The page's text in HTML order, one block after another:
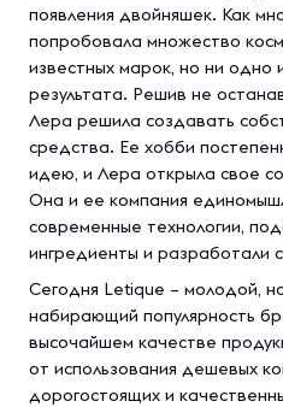
появления двойняшек. Как
попробовала множество
известных марок, но ни одно
результата. Решив не
Лера решила создавать
средства. Ее хобби
идею, и Лера открыла свое
Она и ее компания
современные технологии,
ингредиенты и разработали
Сегодня Letique – молодой,
набирающий популярность
высочайшем качестве
от использования дешевых
дорогостоящих и